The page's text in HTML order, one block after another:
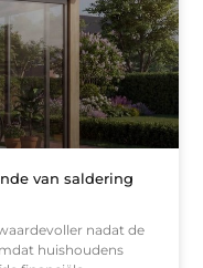
van saldering
nadat de
huishoudens